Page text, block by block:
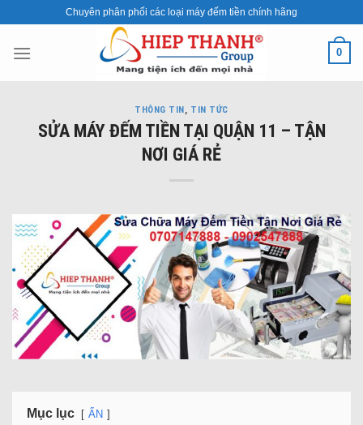
content
Chuyên phân phối các loại máy đếm tiền chính hãng
0
THÔNG TIN, TIN TỨC
SỬA MÁY ĐẾM TIỀN TẠI QUẬN 11 – TẬN
NƠI GIÁ RẺ
Mục lục ẨN